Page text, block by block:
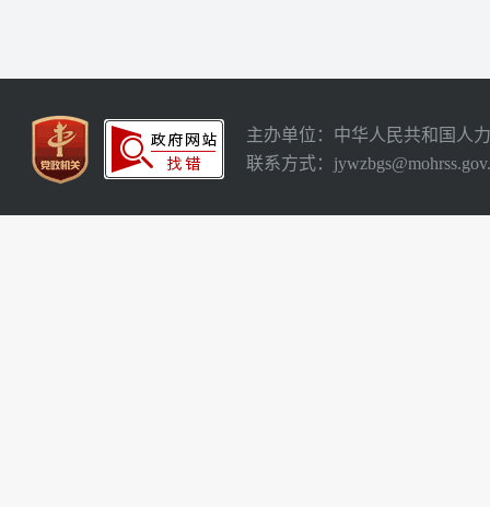
主办单位：中华人民共和国人
联系方式：